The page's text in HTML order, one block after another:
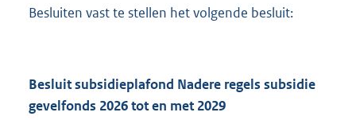
Besluiten vast te stellen het volgende besluit:
Besluit subsidieplafond Nadere regels subsidie
gevelfonds 2026 tot en met 2029